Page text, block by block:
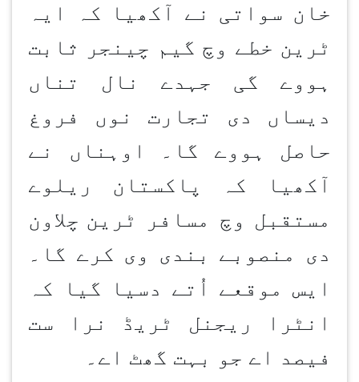
خان سواتی نے آکھیا کہ ایہ
ٹرین خطے وچ گیم چینجر ثابت
ہووے گی جہدے نال تناں
دیساں دی تجارت نوں فروغ
حاصل ہووے گا۔ اوہناں نے
آکھیا کہ پاکستان ریلوے
مستقبل وچ مسافر ٹرین چلاون
دی منصوبے بندی وی کرے گا۔
ایس موقعے اُتے دسیا گیا کہ
انٹرا ریجنل ٹریڈ نرا ست
فیصد اے جو بہت گھٹ اے۔